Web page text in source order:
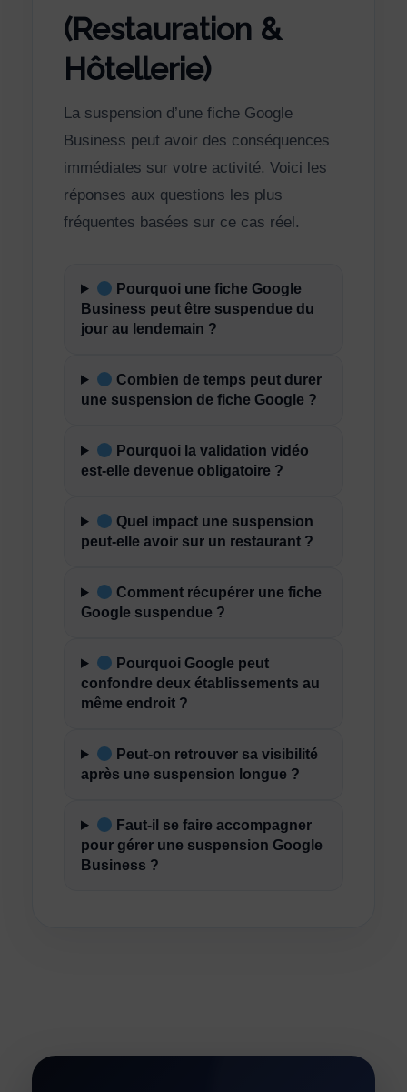
(Restauration &
Hôtellerie)
La suspension d’une fiche Google
Business peut avoir des conséquences
immédiates sur votre activité. Voici les
réponses aux questions les plus
fréquentes basées sur ce cas réel.
Pourquoi une fiche Google
Business peut être suspendue du
jour au lendemain ?
Combien de temps peut durer
une suspension de fiche Google ?
Pourquoi la validation vidéo
est-elle devenue obligatoire ?
Quel impact une suspension
peut-elle avoir sur un restaurant ?
Comment récupérer une fiche
Google suspendue ?
Pourquoi Google peut
confondre deux établissements au
même endroit ?
Peut-on retrouver sa visibilité
après une suspension longue ?
Faut-il se faire accompagner
pour gérer une suspension Google
Business ?